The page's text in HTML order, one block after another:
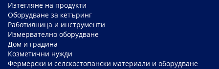
Изтегляне на продукти
Оборудване за кетъринг
Работилница и инструменти
Измервателно оборудване
Дом и градина
Козметични нужди
Фермерски и селскостопански материали и оборудване